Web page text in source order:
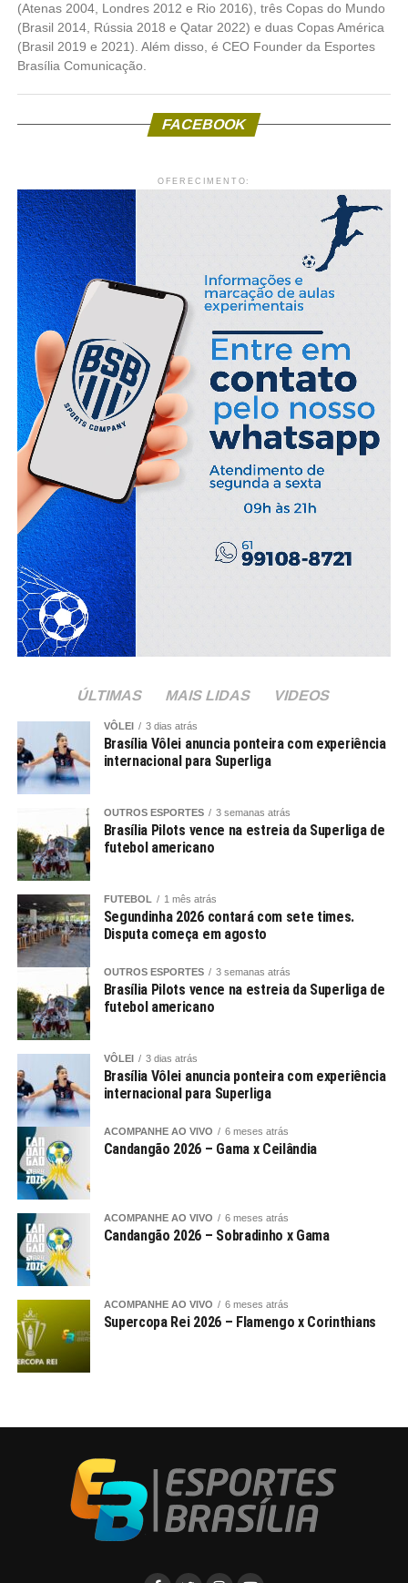
(Atenas 2004, Londres 2012 e Rio 2016), três Copas do Mundo
(Brasil 2014, Rússia 2018 e Qatar 2022) e duas Copas América
(Brasil 2019 e 2021). Além disso, é CEO Founder da Esportes
Brasília Comunicação.
FACEBOOK
OFERECIMENTO:
ÚLTIMAS MAIS LIDAS VIDEOS
VÔLEI 3 dias atrás
Brasília Vôlei anuncia ponteira com experiência
internacional para Superliga
OUTROS ESPORTES 3 semanas atrás
Brasília Pilots vence na estreia da Superliga de
futebol americano
FUTEBOL 1 mês atrás
Segundinha 2026 contará com sete times.
Disputa começa em agosto
OUTROS ESPORTES 3 semanas atrás
Brasília Pilots vence na estreia da Superliga de
futebol americano
VÔLEI 3 dias atrás
Brasília Vôlei anuncia ponteira com experiência
internacional para Superliga
ACOMPANHE AO VIVO 6 meses atrás
Candangão 2026 – Gama x Ceilândia
ACOMPANHE AO VIVO 6 meses atrás
Candangão 2026 – Sobradinho x Gama
ACOMPANHE AO VIVO 6 meses atrás
Supercopa Rei 2026 – Flamengo x Corinthians